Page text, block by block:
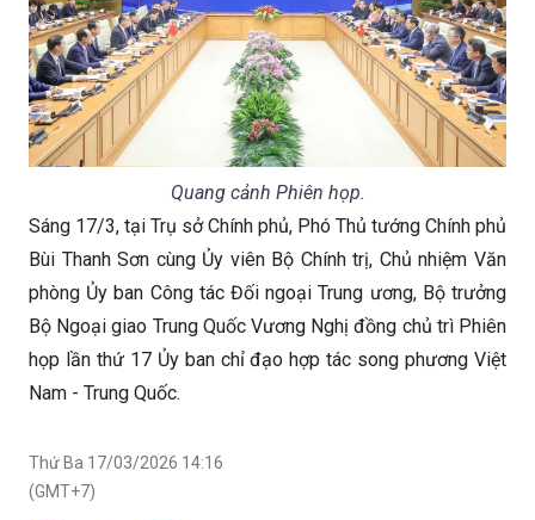
Quang cảnh Phiên họp.
Sáng 17/3, tại Trụ sở Chính phủ, Phó Thủ tướng Chính phủ
Bùi Thanh Sơn cùng Ủy viên Bộ Chính trị, Chủ nhiệm Văn
phòng Ủy ban Công tác Đối ngoại Trung ương, Bộ trưởng
Bộ Ngoại giao Trung Quốc Vương Nghị đồng chủ trì Phiên
họp lần thứ 17 Ủy ban chỉ đạo hợp tác song phương Việt
Nam - Trung Quốc.
Thứ Ba 17/03/2026 14:16
(GMT+7)